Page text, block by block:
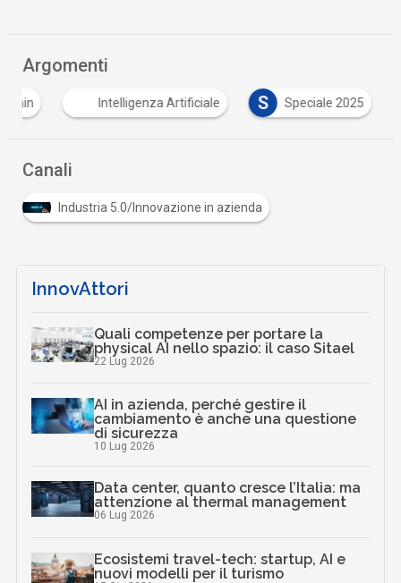
Argomenti
Intelligenza Artificiale S Speciale 2025
Canali
Industria 5.0/Innovazione in azienda
InnovAttori
Quali competenze per portare la
physical AI nello spazio: il caso Sitael
22 Lug 2026
AI in azienda, perché gestire il
cambiamento è anche una questione
di sicurezza
10 Lug 2026
Data center, quanto cresce l’Italia: ma
attenzione al thermal management
06 Lug 2026
Ecosistemi travel-tech: startup, AI e
nuovi modelli per il turismo